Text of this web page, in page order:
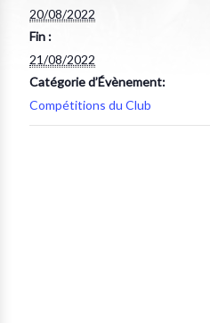
20/08/2022
Fin :
21/08/2022
Catégorie d’Évènement:
Compétitions du Club